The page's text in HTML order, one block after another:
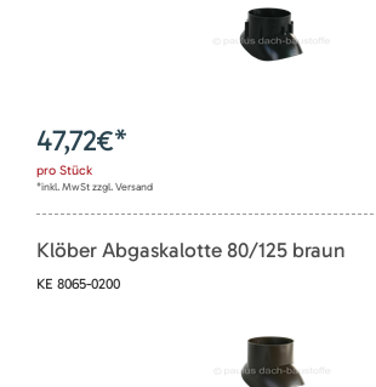
47,72€*
pro Stück
*inkl. MwSt zzgl. Versand
Klöber Abgaskalotte 80/125 braun
KE 8065-0200